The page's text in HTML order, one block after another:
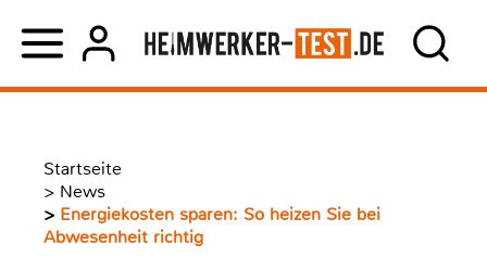
Startseite
> News
> Energiekosten sparen: So heizen Sie bei
Abwesenheit richtig